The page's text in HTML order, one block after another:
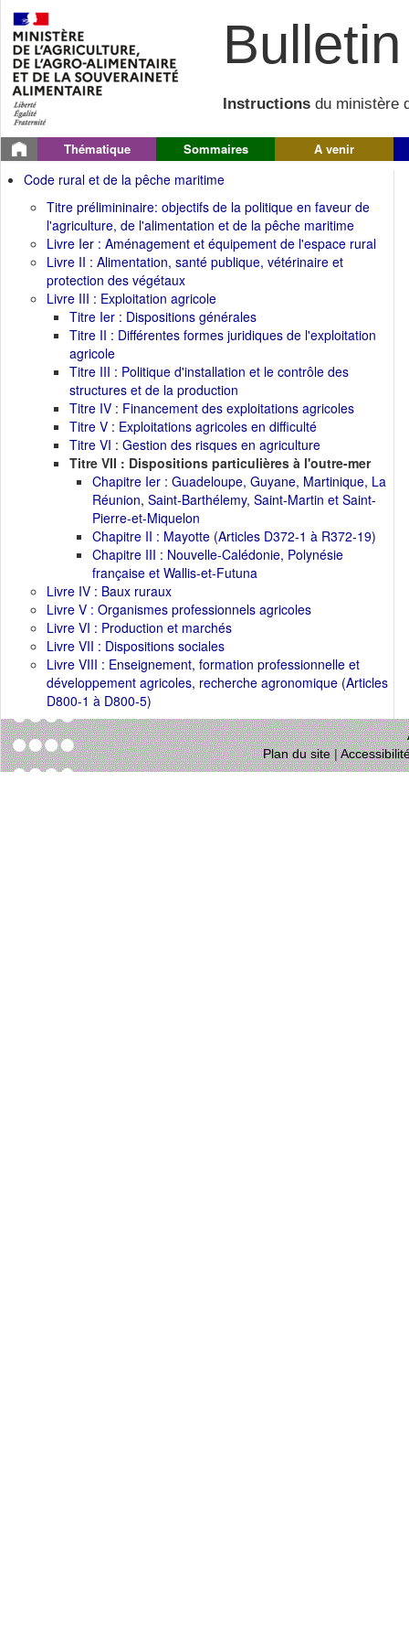
Instructions du ministère
Thématique Sommaires A venir
Code rural et de la pêche maritime
Titre prélimininaire: objectifs de la politique en faveur de
l'agriculture, de l'alimentation et de la pêche maritime
Livre Ier : Aménagement et équipement de l'espace rural
Livre II : Alimentation, santé publique, vétérinaire et
protection des végétaux
Livre III : Exploitation agricole
Titre Ier : Dispositions générales
Titre II : Différentes formes juridiques de l'exploitation
agricole
Titre III : Politique d'installation et le contrôle des
structures et de la production
Titre IV : Financement des exploitations agricoles
Titre V : Exploitations agricoles en difficulté
Titre VI : Gestion des risques en agriculture
Titre VII : Dispositions particulières à l'outre-mer
Chapitre Ier : Guadeloupe, Guyane, Martinique, La
Réunion, Saint-Barthélemy, Saint-Martin et Saint-
Pierre-et-Miquelon
Chapitre II : Mayotte (Articles D372-1 à R372-19)
Chapitre III : Nouvelle-Calédonie, Polynésie
française et Wallis-et-Futuna
Livre IV : Baux ruraux
Livre V : Organismes professionnels agricoles
Livre VI : Production et marchés
Livre VII : Dispositions sociales
Livre VIII : Enseignement, formation professionnelle et
développement agricoles, recherche agronomique (Articles
D800-1 à D800-5)
Plan du site|